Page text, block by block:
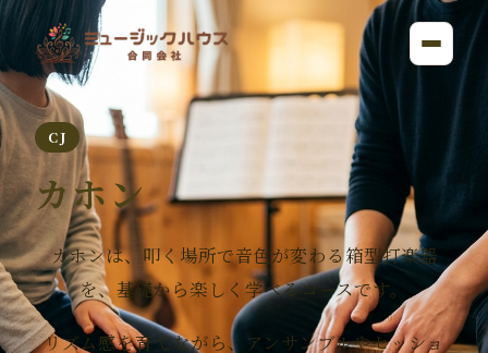
CJ
カホン
カホンは、叩く場所で音色が変わる箱型打楽器
を、基礎から楽しく学べるコースです。
リズム感を育てながら、アンサンブルやセッショ